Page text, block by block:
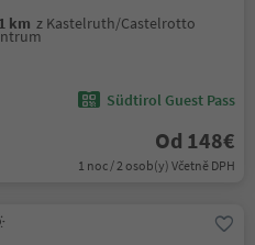
km z Kastelruth/Castelrotto
Südtirol Guest Pass
Od 148€
1 noc / 2 osob(y) Včetně DPH